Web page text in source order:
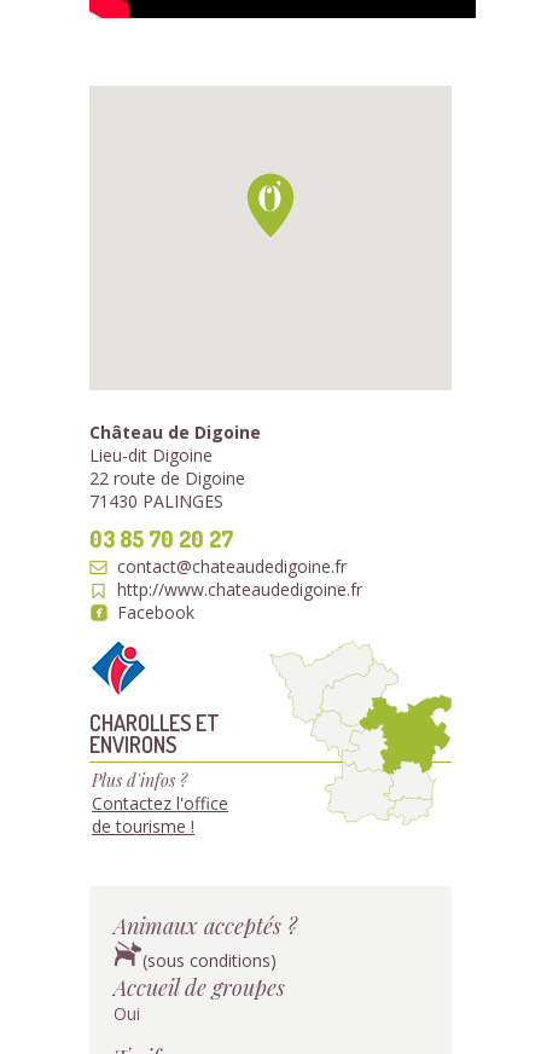
Château de Digoine
Lieu-dit Digoine
22 route de Digoine
71430 PALINGES
03 85 70 20 27
contact@chateaudedigoine.fr
http://www.chateaudedigoine.fr
Facebook
CHAROLLES ET
ENVIRONS
Plus d'infos ?
Contactez l'office
de tourisme !
Animaux acceptés ?
(sous conditions)
Accueil de groupes
Oui